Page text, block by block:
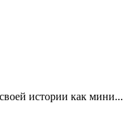
истории как мини...